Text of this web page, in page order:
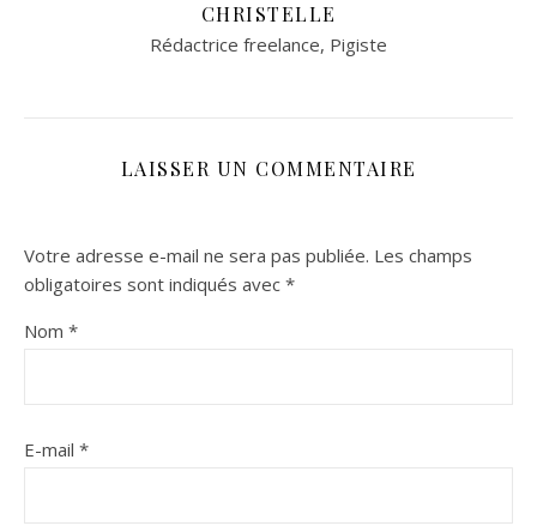
CHRISTELLE
Rédactrice freelance, Pigiste
LAISSER UN COMMENTAIRE
Votre adresse e-mail ne sera pas publiée. Les champs
obligatoires sont indiqués avec *
Nom *
E-mail *